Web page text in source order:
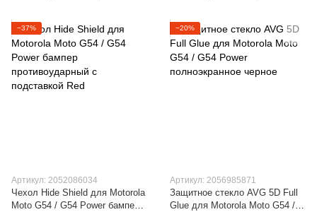
−37%
Артикул: 2052086034
Чехол Hide Shield для Motorola
Moto G54 / G54 Power бампер
−20%
Артикул: 2056985871
Защитное стекло AVG 5D Full
Glue для Motorola Moto G54 /